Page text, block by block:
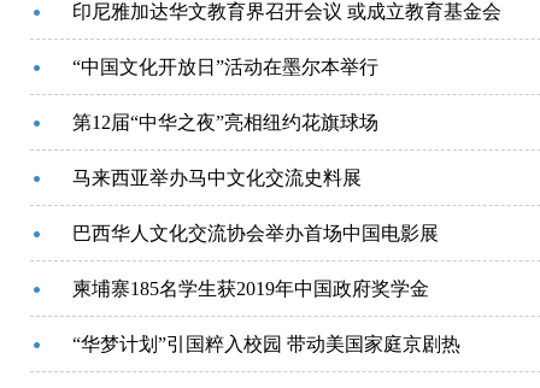
印尼雅加达华文教育界召开会议 或成立教育基金会
“中国文化开放日”活动在墨尔本举行
第12届“中华之夜”亮相纽约花旗球场
马来西亚举办马中文化交流史料展
巴西华人文化交流协会举办首场中国电影展
柬埔寨185名学生获2019年中国政府奖学金
“华梦计划”引国粹入校园 带动美国家庭京剧热